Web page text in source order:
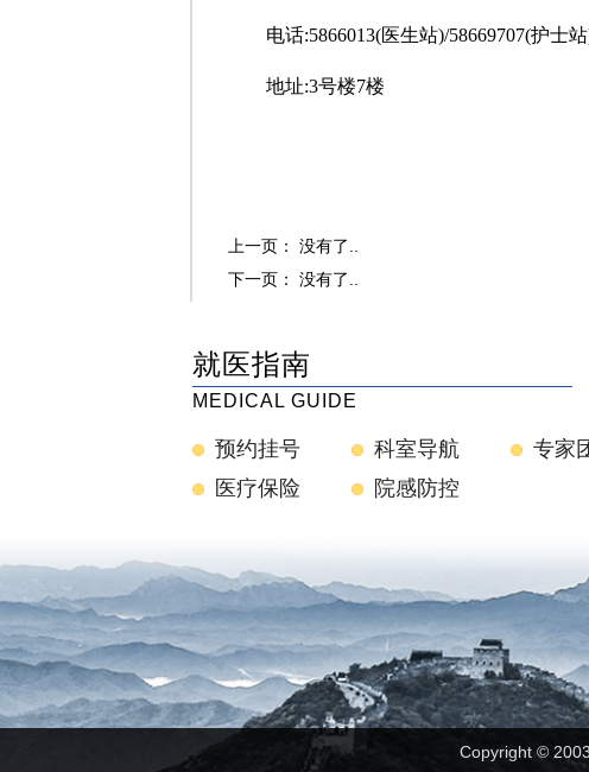
电话:5866013(医生站)/58669707(护士
地址:3号楼7楼
上一页： 没有了..
下一页： 没有了..
就医指南
MEDICAL GUIDE
预约挂号 科室导航 专家
医疗保险
院感防控
Copyright ©